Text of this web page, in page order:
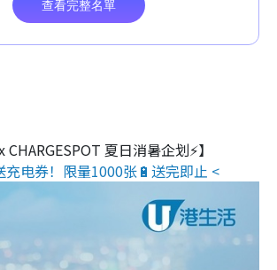
CHARGESPOT 夏日消暑企划⚡】
充电券！限量1000张🔋送完即止 <